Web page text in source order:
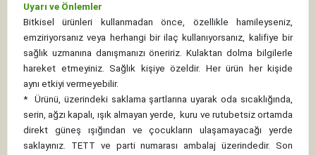
Uyarı ve Önlemler
Bitkisel ürünleri kullanmadan önce, özellikle hamileyseniz,
emziriyorsanız veya herhangi bir ilaç kullanıyorsanız, kalifiye bir
sağlık uzmanına danışmanızı öneririz. Kulaktan dolma bilgilerle
hareket etmeyiniz. Sağlık kişiye özeldir. Her ürün her kişide
aynı etkiyi vermeyebilir.
*
Ürünü, üzerindeki saklama şartlarına uyarak oda sıcaklığında,
serin, ağzı kapalı, ışık almayan yerde, kuru ve rutubetsiz ortamda
direkt güneş ışığından ve çocukların ulaşamayacağı yerde
saklayınız. TETT ve parti numarası ambalaj üzerindedir. Son